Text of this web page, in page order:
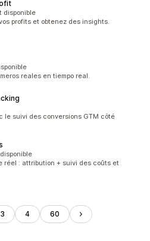
disponible
profits et obtenez des insights.
reales en tiempo real.
le suivi des conversions GTM côté
réel : attribution + suivi des coûts et
3 4 60